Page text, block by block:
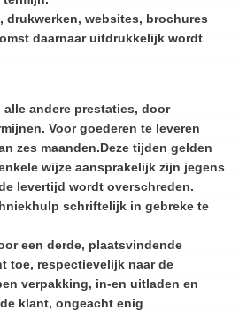
websites, brochures
daarnaar uitdrukkelijk wordt
andere prestaties, door
Voor goederen te leveren
zes maanden.Deze tijden gelden
wijze aansprakelijk zijn jegens
levertijd wordt overschreden.
schriftelijk in gebreke te
een derde, plaatsvindende
toe, respectievelijk naar de
verpakking, in-en uitladen en
klant, ongeacht enig